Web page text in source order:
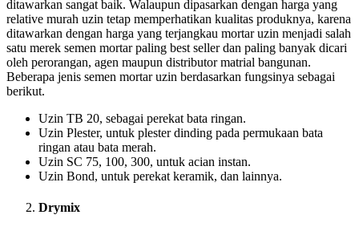
ditawarkan sangat baik. Walaupun dipasarkan dengan harga yang
relative murah uzin tetap memperhatikan kualitas produknya, karena
ditawarkan dengan harga yang terjangkau mortar uzin menjadi salah
satu merek semen mortar paling best seller dan paling banyak dicari
oleh perorangan, agen maupun distributor matrial bangunan.
Beberapa jenis semen mortar uzin berdasarkan fungsinya sebagai
berikut.
Uzin TB 20, sebagai perekat bata ringan.
Uzin Plester, untuk plester dinding pada permukaan bata
ringan atau bata merah.
Uzin SC 75, 100, 300, untuk acian instan.
Uzin Bond, untuk perekat keramik, dan lainnya.
Drymix